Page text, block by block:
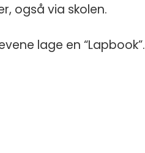
også via skolen.
lage en “Lapbook”.